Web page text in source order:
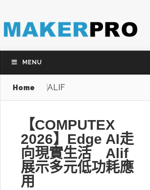
MENU
Home ALIF
【COMPUTEX
2026】Edge AI走
向現實生活 Alif
展示多元低功耗應
用